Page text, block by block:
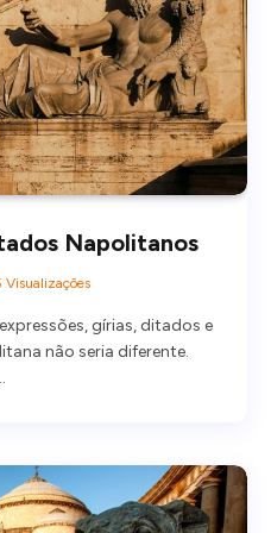
Napolitanos
Visualizações
gírias, ditados e
não seria diferente.